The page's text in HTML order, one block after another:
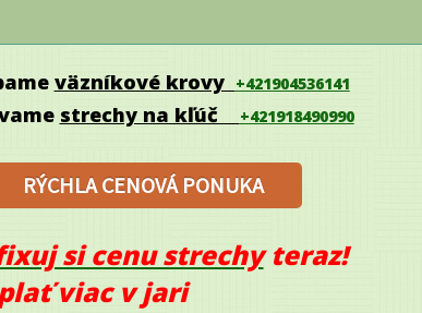
väzníkové krovy +421904536141
strechy na kľúč +421918490990
RÝCHLA CENOVÁ PONUKA
si cenu strechyteraz!
viac v jari